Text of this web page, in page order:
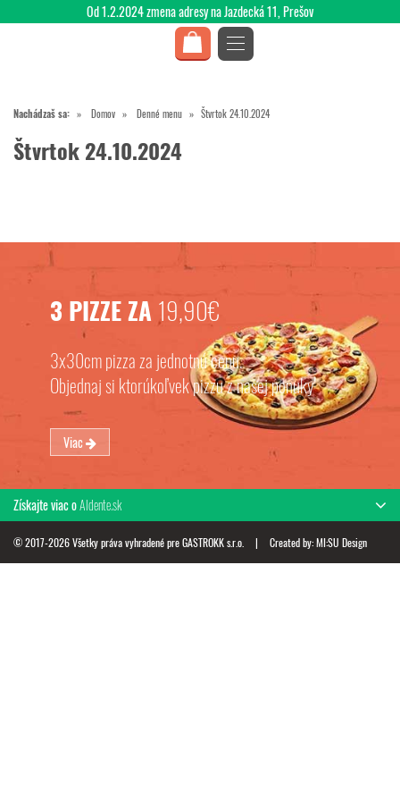
Nachádzaš sa: Domov Denné menu Štvrtok 24.10.2024
Štvrtok 24.10.2024
3 PIZZE ZA 19,90€
3x30cm pizza za jednotnú cenu.
Objednaj si ktorúkoľvek pizzu z našej ponuky
Viac
Získajte viac oAldente.sk
© 2017-2026 Všetky práva vyhradené pre GASTROKK s.r.o. | Created by:MI:SU Design
Od 1.2.2024 zmena adresy na Jazdecká 11, Prešov